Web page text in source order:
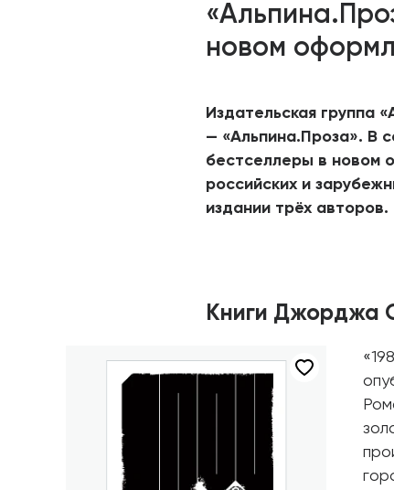
новом
Издательская группа
— «Альпина.Проза». В
бестселлеры в новом
российских и
издании трёх авторов.
Книги Джорджа